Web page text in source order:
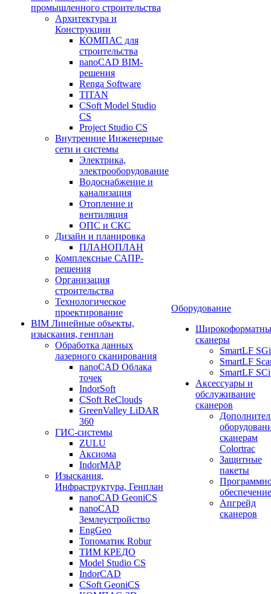
промышленного строительства
Архитектура и
Конструкции
КОМПАС для
строительства
nanoCAD BIM-
решения
Renga Software
TITAN
CSoft Model Studio
CS
Project Studio CS
Внутренние Инженерные
сети и системы
Электрика,
электрооборудование
Водоснабжение и
канализация
Отопление и
вентиляция
ОПС и СКС
Дизайн и планировка
ПЛАНОПЛАН
Комплексные САПР-
решения
Организация
строительства
Технологическое
проектирование
BIM Линейные объекты,
изыскания, генплан
Обработка данных
лазерного сканирования
nanoCAD Облака
точек
IndorSoft
CSoft ReClouds
GreenValley LiDAR
360
ГИС-системы
ZULU
Аксиома
IndorMAP
Изыскания,
Инфраструктура, Генплан
nanoCAD GeoniCS
nanoCAD
Землеустройство
EngGeo
Топоматик Robur
ТИМ КРЕДО
Model Studio CS
IndorCAD
CSoft GeoniCS
Оборудование
сканеры
SmartLF SGi
SmartLF
SmartLF SCi
Аксессуары и
обслуживание
сканеров
сканерам
Colortrac
Защитные
пакеты
обеспечение
Апгрейд
сканеров